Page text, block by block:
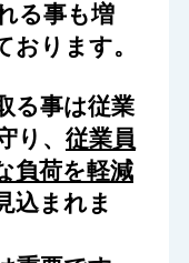
る事も増
おります。
る事は従業
り、 従業員
負荷を軽減
込まれま